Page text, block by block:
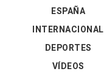
ESPAÑA
INTERNACIONAL
DEPORTES
VÍDEOS